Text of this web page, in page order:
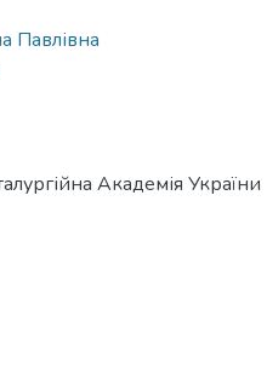
Павлівна
Академія України